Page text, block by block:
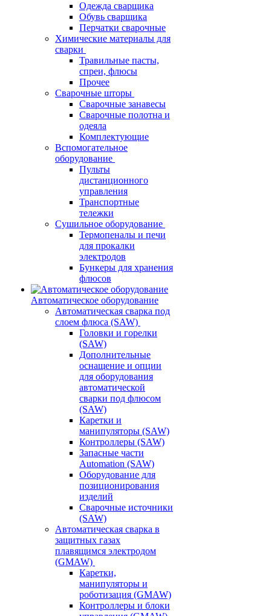
Одежда сварщика
Обувь сварщика
Перчатки сварочные
Химические материалы для
сварки
Травильные пасты,
спреи, флюсы
Прочее
Сварочные шторы
Сварочные занавесы
Сварочные полотна и
одеяла
Комплектующие
Вспомогательное
оборудование
Пульты
дистанционного
управления
Транспортные
тележки
Сушильное оборудование
Термопеналы и печи
для прокалки
электродов
Бункеры для хранения
флюсов
Автоматическое оборудование
Автоматическая сварка под
слоем флюса (SAW)
Головки и горелки
(SAW)
Дополнительные
оснащение и опции
для оборудования
автоматической
сварки под флюсом
(SAW)
Каретки и
манипуляторы (SAW)
Контроллеры (SAW)
Запасные части
Automation (SAW)
Оборудование для
позиционирования
изделий
Сварочные источники
(SAW)
Автоматическая сварка в
защитных газах
плавящимся электродом
(GMAW)
Каретки,
манипуляторы и
роботизация (GMAW)
Контроллеры и блоки